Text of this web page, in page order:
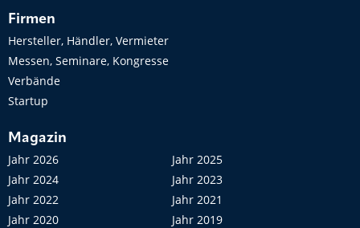
Firmen
Hersteller, Händler, Vermieter
Messen, Seminare, Kongresse
Verbände
Startup
Magazin
Jahr 2026
Jahr 2025
Jahr 2024
Jahr 2023
Jahr 2022
Jahr 2021
Jahr 2020
Jahr 2019